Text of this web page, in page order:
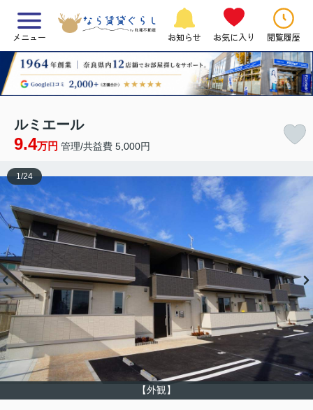
メニュー お知らせ お気に入り 閲覧履歴
ルミエール
9.4万円 管理/共益費 5,000円
【外観】
1/24